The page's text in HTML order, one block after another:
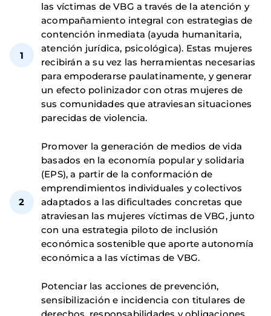
las víctimas de VBG a través de la atención y
acompañamiento integral con estrategias de
contención inmediata (ayuda humanitaria,
atención jurídica, psicológica). Estas mujeres
recibirán a su vez las herramientas necesarias
para empoderarse paulatinamente, y generar
un efecto polinizador con otras mujeres de
sus comunidades que atraviesan situaciones
parecidas de violencia.
Promover la generación de medios de vida
basados en la economía popular y solidaria
(EPS), a partir de la conformación de
emprendimientos individuales y colectivos
adaptados a las dificultades concretas que
atraviesan las mujeres víctimas de VBG, junto
con una estrategia piloto de inclusión
económica sostenible que aporte autonomía
económica a las víctimas de VBG.
Potenciar las acciones de prevención,
sensibilización e incidencia con titulares de